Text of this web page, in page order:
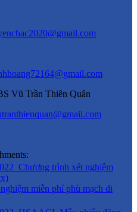
Vũ Trần Thiên Quân
miễn phí phù mạch di